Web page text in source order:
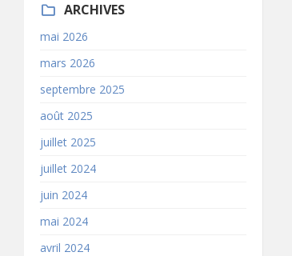
ARCHIVES
mai 2026
mars 2026
septembre 2025
août 2025
juillet 2025
juillet 2024
juin 2024
mai 2024
avril 2024